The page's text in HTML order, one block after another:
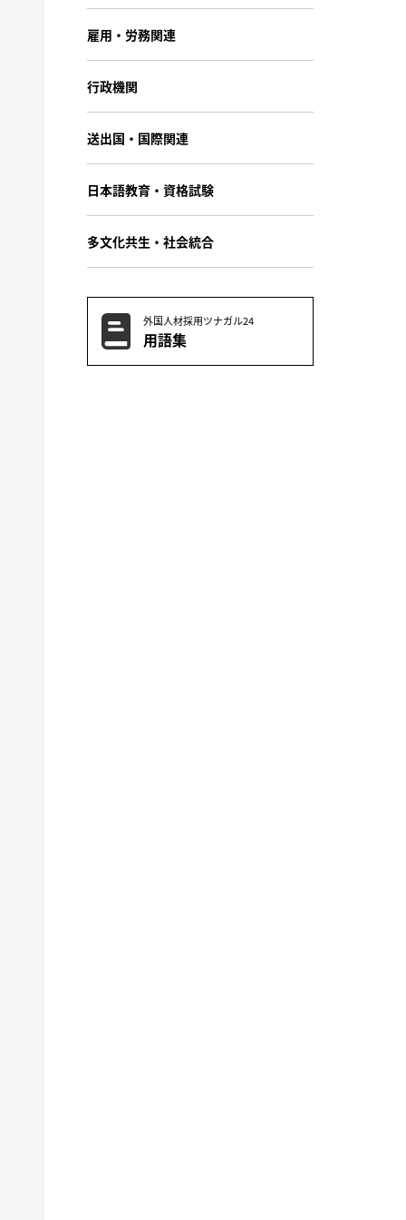
雇用・労務関連
行政機関
送出国・国際関連
日本語教育・資格試験
多文化共生・社会統合
外国人材採用ツナガル24
用語集